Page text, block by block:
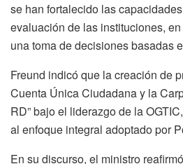
se han fortalecido las
evaluación de las instituciones,
una toma de decisiones basadas
Freund indicó que la creación de
Cuenta Única Ciudadana y la
RD” bajo el liderazgo de la
al enfoque integral adoptado por
En su discurso, el ministro